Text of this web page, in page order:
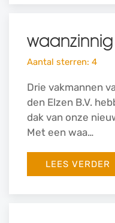
Aantal sterren: 4
Drie vakmannen
den Elzen B.V.
dak van onze
Met een waa…
LEES VERDER